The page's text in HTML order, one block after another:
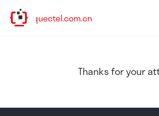
www.quectel.com.cn
Thanks for your